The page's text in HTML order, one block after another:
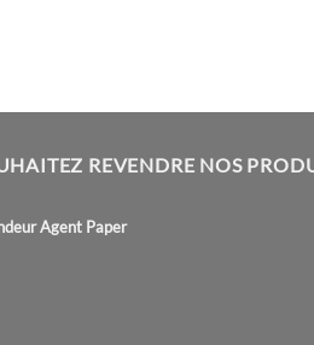
REVENDRE NOS
Agent Paper